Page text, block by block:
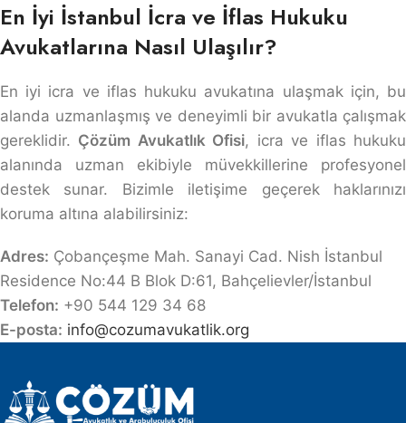
En İyi İstanbul İcra ve İflas Hukuku
Avukatlarına Nasıl Ulaşılır?
En iyi icra ve iflas hukuku avukatına ulaşmak için, bu
alanda uzmanlaşmış ve deneyimli bir avukatla çalışmak
gereklidir. Çözüm Avukatlık Ofisi, icra ve iflas hukuku
alanında uzman ekibiyle müvekkillerine profesyonel
destek sunar. Bizimle iletişime geçerek haklarınızı
koruma altına alabilirsiniz:
Adres: Çobançeşme Mah. Sanayi Cad. Nish İstanbul
Residence No:44 B Blok D:61, Bahçelievler/İstanbul
Telefon: +90 544 129 34 68
E-posta: info@cozumavukatlik.org